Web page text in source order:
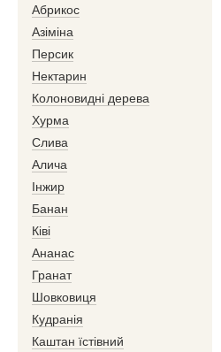
Абрикос
Азіміна
Персик
Нектарин
Колоновидні дерева
Хурма
Слива
Алича
Інжир
Банан
Ківі
Ананас
Гранат
Шовковиця
Кудранія
Каштан їстівний